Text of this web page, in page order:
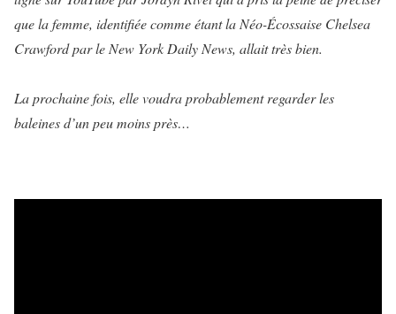
que la femme, identifiée comme étant la Néo-Écossaise Chelsea
Crawford par le New York Daily News, allait très bien.
La prochaine fois, elle voudra probablement regarder les
baleines d’un peu moins près…